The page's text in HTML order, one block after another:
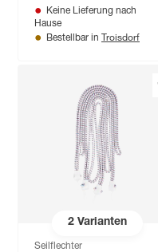
Keine Lieferung nach
Hause
Bestellbar in Troisdorf
2Varianten
Seilflechter